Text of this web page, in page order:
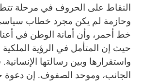
النقاط على الحروف في مرحلة
وحازمة لم يكن مجرد خطاب سياسي،
خط أحمر، وأن أمانة الوطن في
حيث إن المتأمل في الرؤية
واستقرارها وبين رسالتها
الجانب، وموحد الصفوف. إن دعوة